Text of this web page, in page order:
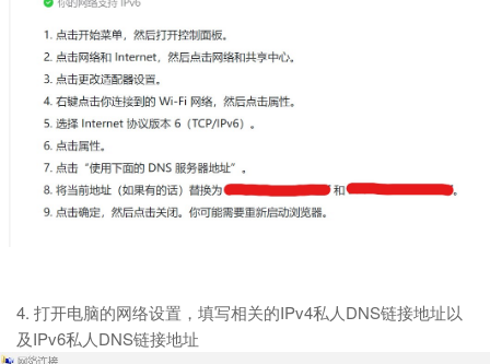
4. 打开电脑的网络设置，填写相关的IPv4私人DNS链接地址以
及IPv6私人DNS链接地址